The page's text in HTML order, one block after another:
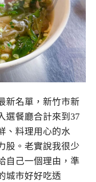
新名單，新竹市新
選餐廳合計來到37
、料理用心的水
股。老實說我很少
自己一個理由，準
城市好好吃透